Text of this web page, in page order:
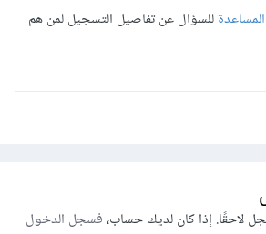
للسؤال عن تفاصيل التسجيل لمن هم
لاحقًا. إذا كان لديك حساب،فسجل الدخول